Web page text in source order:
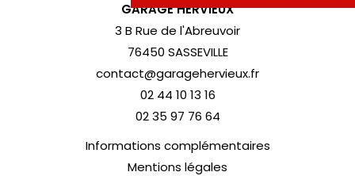
GARAGE HERVIEUX
3 B Rue de l'Abreuvoir
76450 SASSEVILLE
contact@garagehervieux.fr
02 44 10 13 16
02 35 97 76 64
Informations complémentaires
Mentions légales